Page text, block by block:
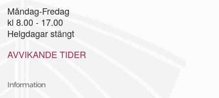
Måndag-Fredag
kl 8.00 - 17.00
Helgdagar stängt
AVVIKANDE TIDER
Information